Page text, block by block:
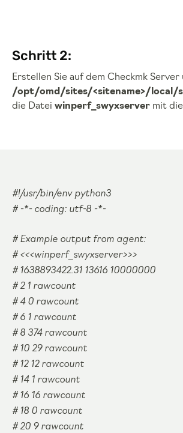
Schritt 2:
Erstellen Sie auf dem Checkmk
/opt/omd/sites/<sitename>/local/
die Datei winperf_swyxserver mit
#!/usr/bin/env python3
# -*- coding: utf-8 -*-
# Example output from agent:
# <<<winperf_swyxserver>>>
# 1638893422.31 13616 10000000
# 2 1 rawcount
# 4 0 rawcount
# 6 1 rawcount
# 8 374 rawcount
# 10 29 rawcount
# 12 12 rawcount
# 14 1 rawcount
# 16 16 rawcount
# 18 0 rawcount
# 20 9 rawcount